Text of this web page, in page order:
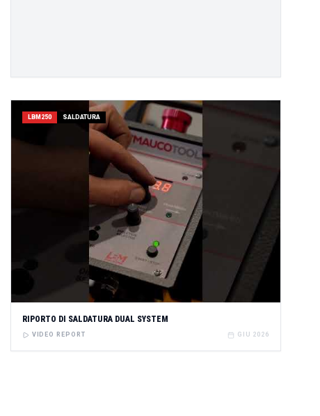
LBM250 SALDATURA
RIPORTO DI SALDATURA DUAL SYSTEM
VIDEO REPORT GIU 2026